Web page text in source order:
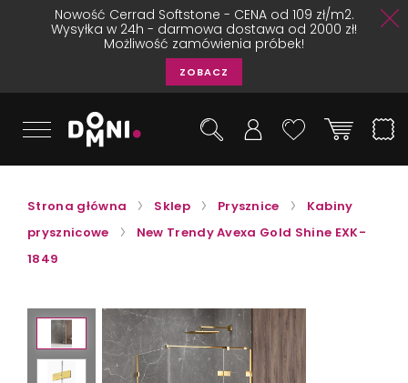
Nowość Cerrad Softstone - CENA od 109 zł/m2.
Wysyłka w 24h - darmowa dostawa od 2000 zł!
Możliwość zamówienia próbek!
ZOBACZ
Strona główna Sklep Prysznice
Kabiny
prysznicowe
New Trendy Avexa Gold Shine EXK-
1849